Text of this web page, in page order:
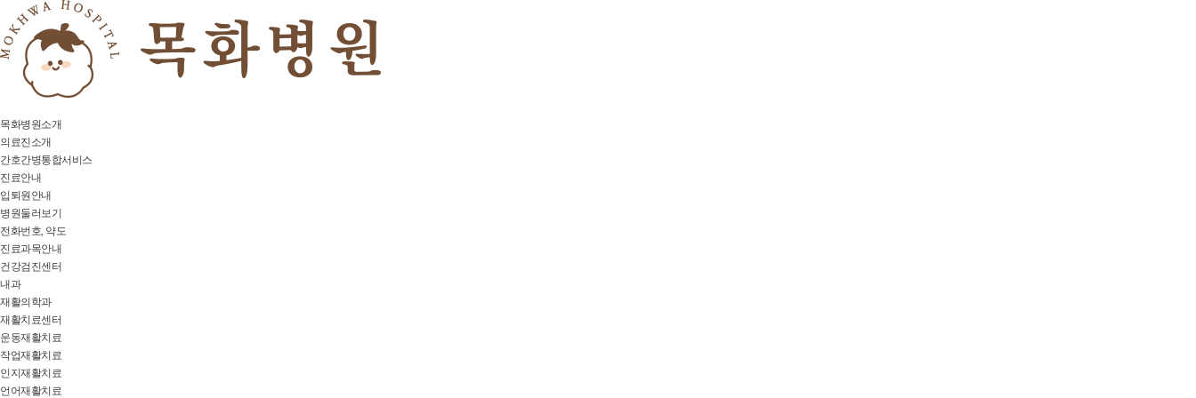
목화병원소개
의료진소개
간호간병통합서비스
진료안내
입퇴원안내
병원둘러보기
전화번호, 약도
진료과목안내
건강검진센터
내과
재활의학과
재활치료센터
운동재활치료
작업재활치료
인지재활치료
언어재활치료